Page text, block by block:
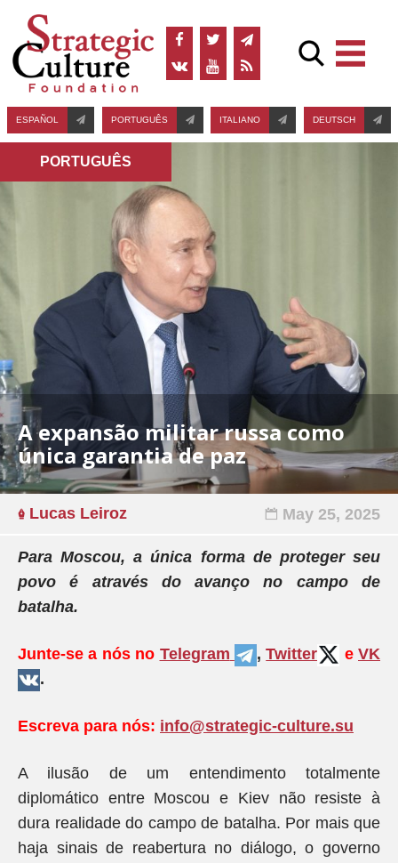
ESPAÑOL PORTUGUÊS ITALIANO DEUTSCH
PORTUGUÊS
A expansão militar russa como
única garantia de paz
Lucas Leiroz May 25, 2025
Para Moscou, a única forma de proteger seu
povo é através do avanço no campo de
batalha.
Junte-se a nós no Telegram ,Twitter e VK
.
Escreva para nós: info@strategic-culture.su
A ilusão de um entendimento totalmente
diplomático entre Moscou e Kiev não resiste à
dura realidade do campo de batalha. Por mais que
haja sinais de reabertura no diálogo, o governo